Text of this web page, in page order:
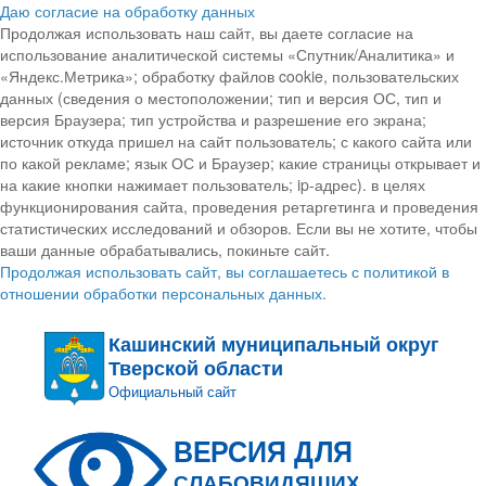
Даю согласие на обработку данных
Продолжая использовать наш сайт, вы даете согласие на
использование аналитической системы «Спутник/Аналитика» и
«Яндекс.Метрика»; обработку файлов cookie, пользовательских
данных (сведения о местоположении; тип и версия ОС, тип и
версия Браузера; тип устройства и разрешение его экрана;
источник откуда пришел на сайт пользователь; с какого сайта или
по какой рекламе; язык ОС и Браузер; какие страницы открывает и
на какие кнопки нажимает пользователь; ip-адрес). в целях
функционирования сайта, проведения ретаргетинга и проведения
статистических исследований и обзоров. Если вы не хотите, чтобы
ваши данные обрабатывались, покиньте сайт.
Продолжая использовать сайт, вы соглашаетесь с политикой в
отношении обработки персональных данных.